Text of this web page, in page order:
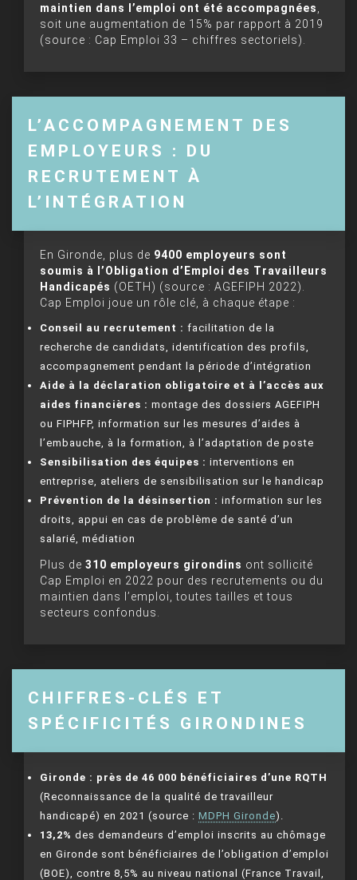
maintien dans l’emploi ont été accompagnées
soit une augmentation de 15% par rapport à 2019
(source : Cap Emploi 33 – chiffres sectoriels).
L’ACCOMPAGNEMENT DES
EMPLOYEURS : DU
RECRUTEMENT À
L’INTÉGRATION
En Gironde, plus de 9400 employeurs sont
soumis à l’Obligation d’Emploi des Travailleurs
Handicapés (OETH) (source : AGEFIPH 2022).
Cap Emploi joue un rôle clé, à chaque étape :
Conseil au recrutement : facilitation de la
recherche de candidats, identification des profils,
accompagnement pendant la période d’intégration
Aide à la déclaration obligatoire et à l’accès aux
aides financières : montage des dossiers AGEFIPH
ou FIPHFP, information sur les mesures d’aides à
l’embauche, à la formation, à l’adaptation de poste
Sensibilisation des équipes : interventions en
entreprise, ateliers de sensibilisation sur le handicap
Prévention de la désinsertion : information sur les
droits, appui en cas de problème de santé d’un
salarié, médiation
Plus de 310 employeurs girondins ont sollicité
Cap Emploi en 2022 pour des recrutements ou du
maintien dans l’emploi, toutes tailles et tous
secteurs confondus.
CHIFFRES-CLÉS ET
SPÉCIFICITÉS GIRONDINES
Gironde : près de 46 000 bénéficiaires d’une RQTH
(Reconnaissance de la qualité de travailleur
handicapé) en 2021 (source : MDPH Gironde).
13,2% des demandeurs d’emploi inscrits au chômage
en Gironde sont bénéficiaires de l’obligation d’emploi
(BOE), contre 8,5% au niveau national (France Travail,